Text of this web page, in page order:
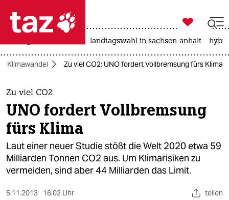
 taz zahl ich
taz zahl ich
themen
politik
öko
gesellschaft

taz zahl ich
landtagswahl in sachsen-anhalt
Klimawandel Zu viel CO2: UNO fordert Vollbremsung fürs Klima
Zu viel CO2
UNO fordert Vollbremsung
fürs Klima
Laut einer neuer Studie stößt die Welt 2020 etwa 59
Milliarden Tonnen CO2 aus. Um Klimarisiken zu
vermeiden, sind aber 44 Milliarden das Limit.
5.11.2013 16:02 Uhr teilen